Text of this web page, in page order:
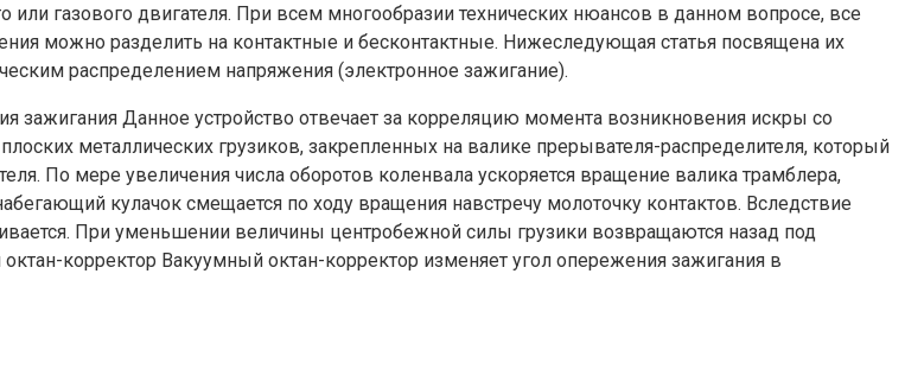
газового двигателя. При всем многообразии технических нюансов в данном вопросе, все
можно разделить на контактные и бесконтактные. Нижеследующая статья посвящена их
распределением напряжения (электронное зажигание).
зажигания Данное устройство отвечает за корреляцию момента возникновения искры со
металлических грузиков, закрепленных на валике прерывателя-распределителя, который
По мере увеличения числа оборотов коленвала ускоряется вращение валика трамблера,
кулачок смещается по ходу вращения навстречу молоточку контактов. Вследствие
При уменьшении величины центробежной силы грузики возвращаются назад под
корректор Вакуумный октан-корректор изменяет угол опережения зажигания в